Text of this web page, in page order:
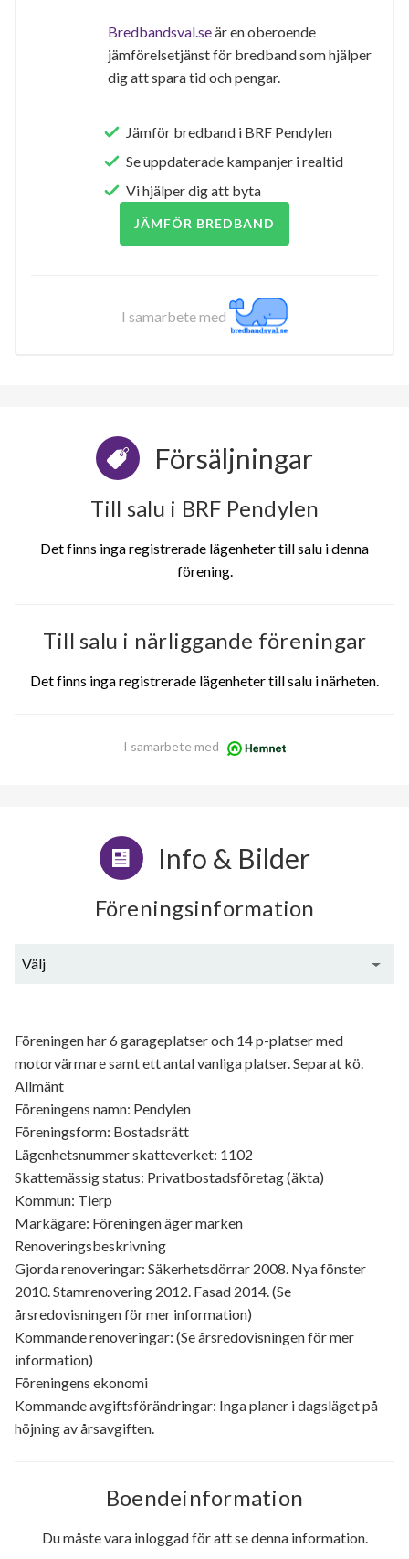
Bredbandsval.seär en oberoende
jämförelsetjänst för bredband som hjälper
dig att spara tid och pengar.
Jämför bredband i BRF Pendylen
Se uppdaterade kampanjer i realtid
Vi hjälper dig att byta
JÄMFÖR BREDBAND
I samarbete med
Försäljningar
Till salu i BRF Pendylen
Det finns inga registrerade lägenheter till salu i denna
förening.
Till salu i närliggande föreningar
Det finns inga registrerade lägenheter till salu i närheten.
I samarbete med
Info & Bilder
Föreningsinformation
Välj
Föreningen har 6 garageplatser och 14 p-platser med
motorvärmare samt ett antal vanliga platser. Separat kö.
Allmänt
Föreningens namn: Pendylen
Föreningsform: Bostadsrätt
Lägenhetsnummer skatteverket: 1102
Skattemässig status: Privatbostadsföretag (äkta)
Kommun: Tierp
Markägare: Föreningen äger marken
Renoveringsbeskrivning
Gjorda renoveringar: Säkerhetsdörrar 2008. Nya fönster
2010. Stamrenovering 2012. Fasad 2014. (Se
årsredovisningen för mer information)
Kommande renoveringar: (Se årsredovisningen för mer
information)
Föreningens ekonomi
Kommande avgiftsförändringar: Inga planer i dagsläget på
höjning av årsavgiften.
Boendeinformation
Du måste vara inloggad för att se denna information.